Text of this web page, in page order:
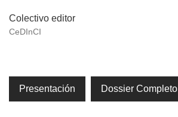
Colectivo editor
CeDInCI
Presentación Dossier Completo